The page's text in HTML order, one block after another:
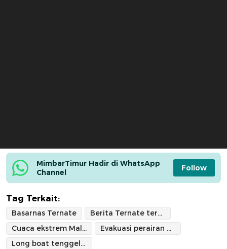
MimbarTimur Hadir di WhatsApp
Channel
Follow
Tag Terkait:
Basarnas Ternate
Berita Ternate terbaru
Cuaca ekstrem Maluku Utara
Evakuasi perairan Maluku Utara
Long boat tenggelam